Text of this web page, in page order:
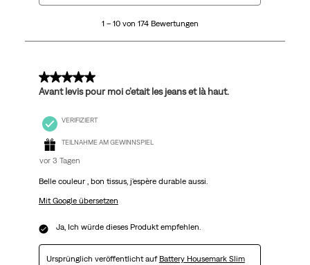
174
1 – 10 von 174 Bewertungen
5 von 5 Sternen.
Avant levis pour moi c’etait les jeans et là haut.
VERIFIZIERT
TEILNAHME AM GEWINNSPIEL
vor 3 Tagen
Belle couleur , bon tissus, j'espère durable aussi.
Mit Google übersetzen
Ja, Ich würde dieses Produkt empfehlen.
Ursprünglich veröffentlicht auf Battery Housemark Slim